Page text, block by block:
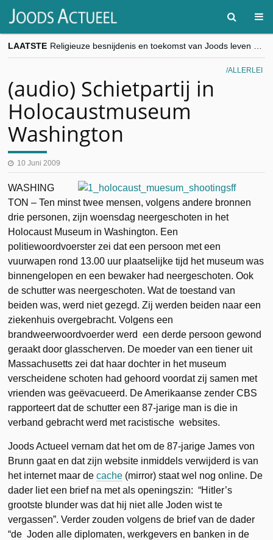
LAATSTE
“Besnijdenisdebat toont hoe moeilijk seculiere Westen minderheden begrijpt”, Jinnih Beels (Vooruit)
CITYTRIP | ROEMENIË – Boekarest: de verrassing van Oost-Europa
ALLERLEI
(audio) Schietpartij in
Holocaustmuseum
Washington
10 Juni 2009
WASHING
TON – Ten minst twee mensen, volgens andere bronnen
drie personen, zijn woensdag neergeschoten in het
Holocaust Museum in Washington. Een
politiewoordvoerster zei dat een persoon met een
vuurwapen rond 13.00 uur plaatselijke tijd het museum was
binnengelopen en een bewaker had neergeschoten. Ook
de schutter was neergeschoten. Wat de toestand van
beiden was, werd niet gezegd. Zij werden beiden naar een
ziekenhuis overgebracht. Volgens een
brandweerwoordvoerder werd een derde persoon gewond
geraakt door glasscherven. De moeder van een tiener uit
Massachusetts zei dat haar dochter in het museum
verscheidene schoten had gehoord voordat zij samen met
vrienden was geëvacueerd. De Amerikaanse zender CBS
rapporteert dat de schutter een 87-jarige man is die in
verband gebracht werd met racistische websites.
Joods Actueel vernam dat het om de 87-jarige James von
Brunn gaat en dat zijn website inmiddels verwijderd is van
het internet maar decache (mirror) staat wel nog online. De
dader liet een brief na met als openingszin: “Hitler’s
grootste blunder was dat hij niet alle Joden wist te
vergassen”. Verder zouden volgens de brief van de dader
“de Joden alle diplomaten, werkgevers en banken in de